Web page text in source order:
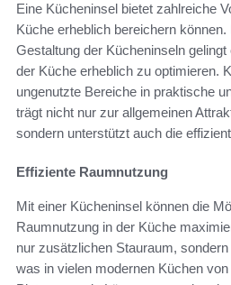
Eine Kücheninsel bietet zahlreiche
Küche erheblich bereichern
Gestaltung der Kücheninseln
der Küche erheblich zu optimieren.
ungenutzte Bereiche in praktische
trägt nicht nur zur allgemeinen
sondern unterstützt auch die
Effiziente Raumnutzung
Mit einer Kücheninsel können die
Raumnutzung in der Küche
nur zusätzlichen Stauraum,
was in vielen modernen Küchen